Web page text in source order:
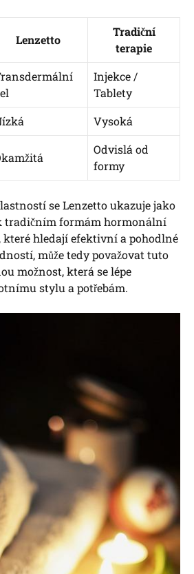
Lenzetto
Tradiční
terapie
Injekce /
Tablety
Vysoká
Odvislá od
formy
se Lenzetto ukazuje jako
tradičním formám hormonální
které hledají efektivní a pohodlné
může tedy považovat tuto
možnost, která se lépe
stylu a potřebám.